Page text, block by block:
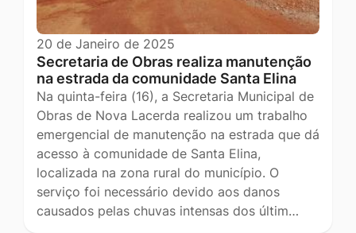
20 de Janeiro de 2025
Secretaria de Obras realiza manutenção
na estrada da comunidade Santa Elina
Na quinta-feira (16), a Secretaria Municipal de
Obras de Nova Lacerda realizou um trabalho
emergencial de manutenção na estrada que dá
acesso à comunidade de Santa Elina,
localizada na zona rural do município. O
serviço foi necessário devido aos danos
causados pelas chuvas intensas dos últim…